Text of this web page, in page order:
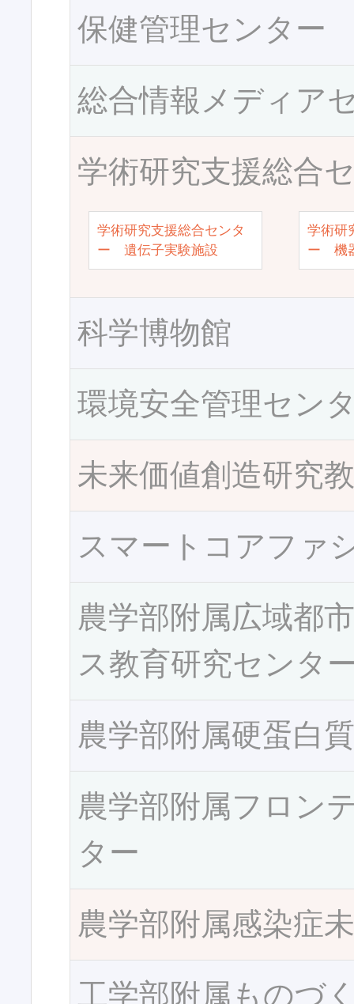
保健管理センター
総合情報メディア
学術研究支援総合
学術研究支援総合センタ
ー 遺伝子実験施設
学術研
ー 機
科学博物館
環境安全管理セン
未来価値創造研究
スマートコアファ
農学部附属広域都
ス教育研究センタ
農学部附属硬蛋白
農学部附属フロン
ター
農学部附属感染症
工学部附属ものづ